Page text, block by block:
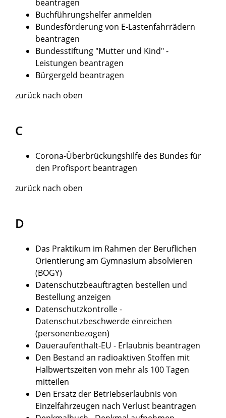
beantragen
Buchführungshelfer anmelden
Bundesförderung von E-Lastenfahrrädern
beantragen
Bundesstiftung "Mutter und Kind" -
Leistungen beantragen
Bürgergeld beantragen
zurück nach oben
C
Corona-Überbrückungshilfe des Bundes für
den Profisport beantragen
zurück nach oben
D
Das Praktikum im Rahmen der Beruflichen
Orientierung am Gymnasium absolvieren
(BOGY)
Datenschutzbeauftragten bestellen und
Bestellung anzeigen
Datenschutzkontrolle -
Datenschutzbeschwerde einreichen
(personenbezogen)
Daueraufenthalt-EU - Erlaubnis beantragen
Den Bestand an radioaktiven Stoffen mit
Halbwertszeiten von mehr als 100 Tagen
mitteilen
Den Ersatz der Betriebserlaubnis von
Einzelfahrzeugen nach Verlust beantragen